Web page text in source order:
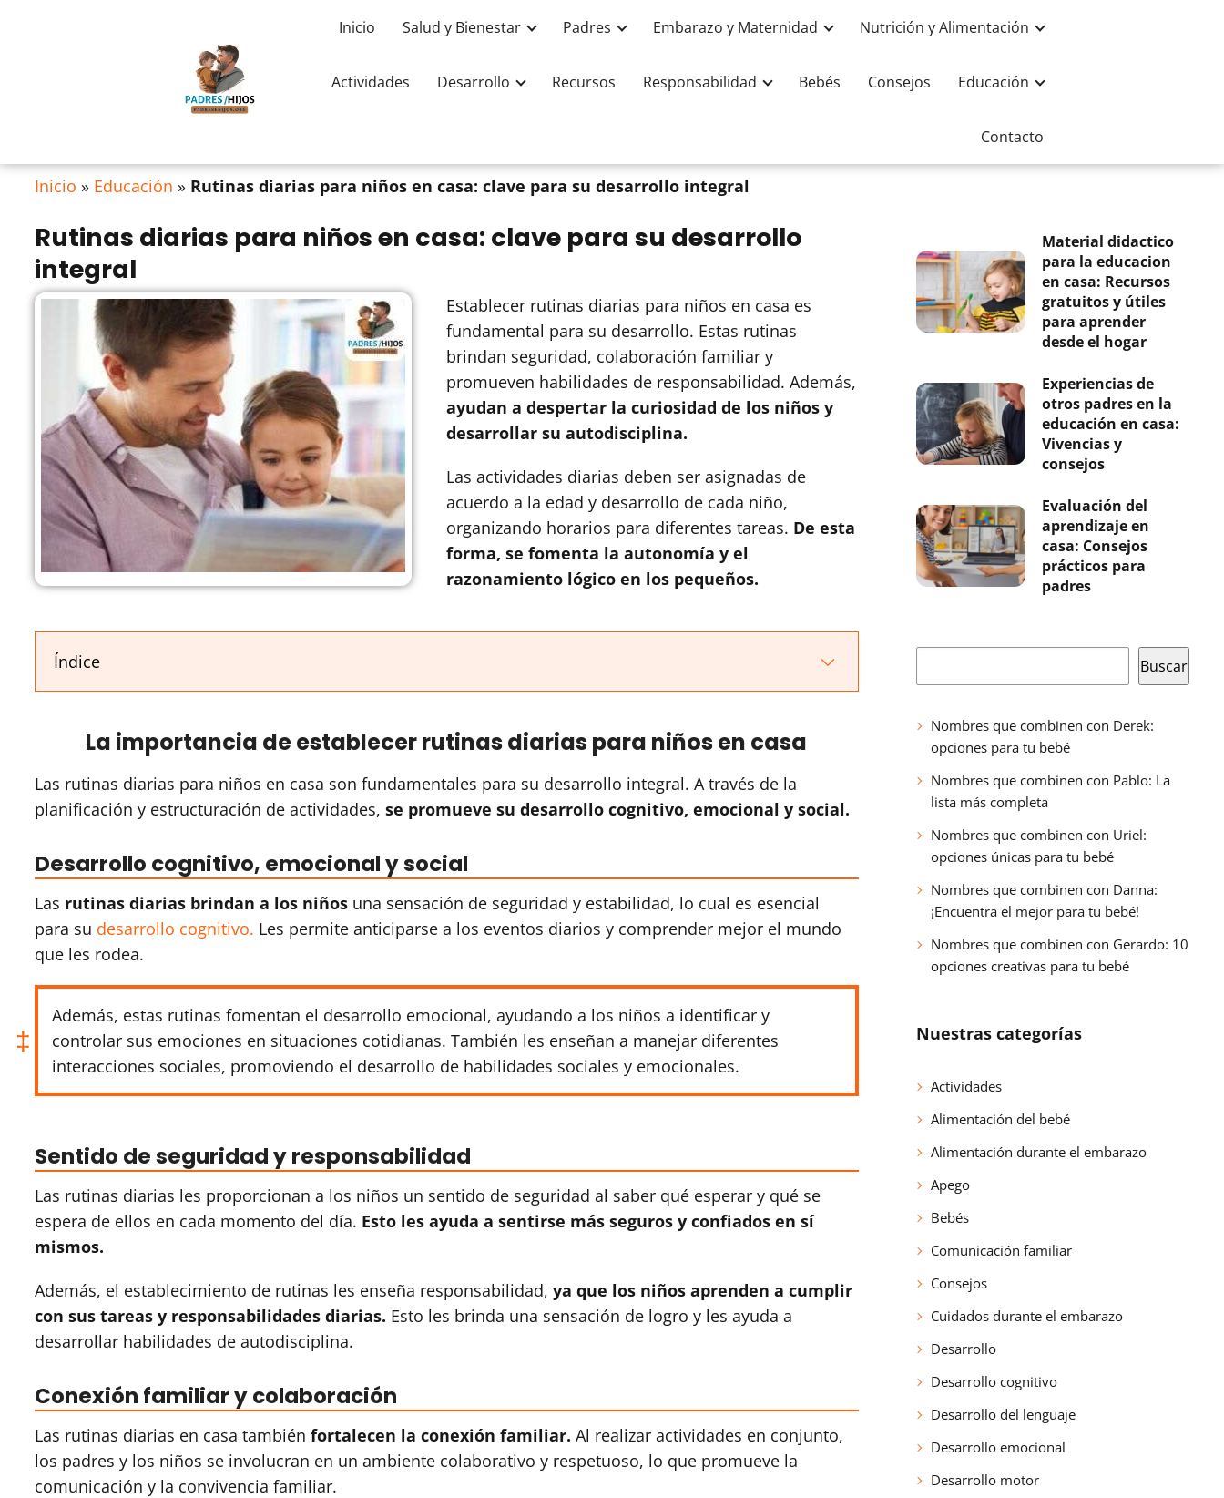
Inicio Salud y Bienestar Padres Embarazo y Maternidad Nutrición y Alimentación
Actividades Desarrollo Recursos Responsabilidad Bebés Consejos Educación
Contacto
Inicio » Educación » Rutinas diarias para niños en casa: clave para su desarrollo integral
Rutinas diarias para niños en casa: clave para su desarrollo
integral
Establecer rutinas diarias para niños en casa es
fundamental para su desarrollo. Estas rutinas
brindan seguridad, colaboración familiar y
promueven habilidades de responsabilidad. Además,
ayudan a despertar la curiosidad de los niños y
desarrollar su autodisciplina.
Las actividades diarias deben ser asignadas de
acuerdo a la edad y desarrollo de cada niño,
organizando horarios para diferentes tareas. De esta
forma, se fomenta la autonomía y el
razonamiento lógico en los pequeños.
Índice
La importancia de establecer rutinas diarias para niños en casa
Las rutinas diarias para niños en casa son fundamentales para su desarrollo integral. A través de la
planificación y estructuración de actividades, se promueve su desarrollo cognitivo, emocional y social.
Desarrollo cognitivo, emocional y social
Las rutinas diarias brindan a los niños una sensación de seguridad y estabilidad, lo cual es esencial
para su desarrollo cognitivo. Les permite anticiparse a los eventos diarios y comprender mejor el mundo
que les rodea.
Además, estas rutinas fomentan el desarrollo emocional, ayudando a los niños a identificar y
controlar sus emociones en situaciones cotidianas. También les enseñan a manejar diferentes
interacciones sociales, promoviendo el desarrollo de habilidades sociales y emocionales.
Sentido de seguridad y responsabilidad
Las rutinas diarias les proporcionan a los niños un sentido de seguridad al saber qué esperar y qué se
espera de ellos en cada momento del día. Esto les ayuda a sentirse más seguros y confiados en sí
mismos.
Además, el establecimiento de rutinas les enseña responsabilidad, ya que los niños aprenden a cumplir
con sus tareas y responsabilidades diarias. Esto les brinda una sensación de logro y les ayuda a
desarrollar habilidades de autodisciplina.
Conexión familiar y colaboración
Las rutinas diarias en casa también fortalecen la conexión familiar. Al realizar actividades en conjunto,
los padres y los niños se involucran en un ambiente colaborativo y respetuoso, lo que promueve la
comunicación y la convivencia familiar.
Material didactico
para la educacion
en casa: Recursos
gratuitos y útiles
para aprender
desde el hogar
Experiencias de
otros padres en la
educación en casa:
Vivencias y
consejos
Evaluación del
aprendizaje en
casa: Consejos
prácticos para
padres
Buscar
Nombres que combinen con Derek:
opciones para tu bebé
Nombres que combinen con Pablo: La
lista más completa
Nombres que combinen con Uriel:
opciones únicas para tu bebé
Nombres que combinen con Danna:
¡Encuentra el mejor para tu bebé!
Nombres que combinen con Gerardo: 10
opciones creativas para tu bebé
Nuestras categorías
Actividades
Alimentación del bebé
Alimentación durante el embarazo
Apego
Bebés
Comunicación familiar
Consejos
Cuidados durante el embarazo
Desarrollo
Desarrollo cognitivo
Desarrollo del lenguaje
Desarrollo emocional
Desarrollo motor